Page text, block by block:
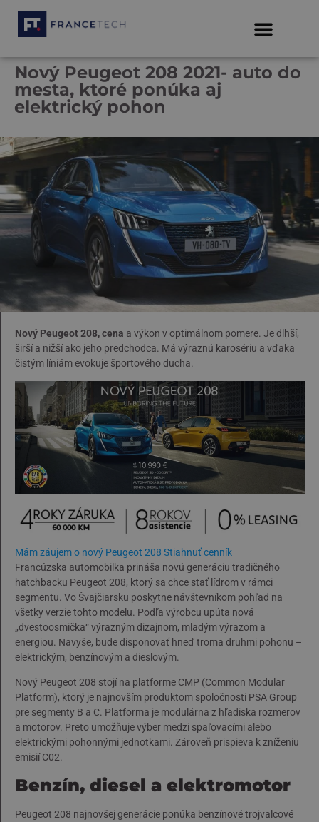
Nový Peugeot 208 2021- auto do
mesta, ktoré ponúka aj
elektrický pohon
Nový Peugeot 208, cena a výkon v optimálnom pomere. Je dlhší,
širší a nižší ako jeho predchodca. Má výraznú karosériu a vďaka
čistým líniám evokuje športového ducha.
Mám záujem o nový Peugeot 208 Stiahnuť cenník
Francúzska automobilka prináša novú generáciu tradičného
hatchbacku Peugeot 208, ktorý sa chce stať lídrom v rámci
segmentu. Vo Švajčiarsku poskytne návštevníkom pohľad na
všetky verzie tohto modelu. Podľa výrobcu upúta nová
„dvestoosmička“ výrazným dizajnom, mladým výrazom a
energiou. Navyše, bude disponovať hneď troma druhmi pohonu –
elektrickým, benzínovým a dieslovým.
Nový Peugeot 208 stojí na platforme CMP (Common Modular
Platform), ktorý je najnovším produktom spoločnosti PSA Group
pre segmenty B a C. Platforma je modulárna z hľadiska rozmerov
a motorov. Preto umožňuje výber medzi spaľovacími alebo
elektrickými pohonnými jednotkami. Zároveň prispieva k zníženiu
emisií C02.
Benzín, diesel a elektromotor
Peugeot 208 najnovšej generácie ponúka benzínové trojvalcové